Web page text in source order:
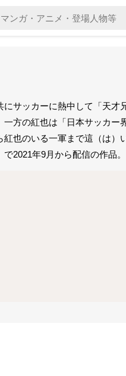
サッカーに熱中して「天才
方の紅也は「日本サッカー
也のいる一軍まで這（は
2021年9月から配信の作品。